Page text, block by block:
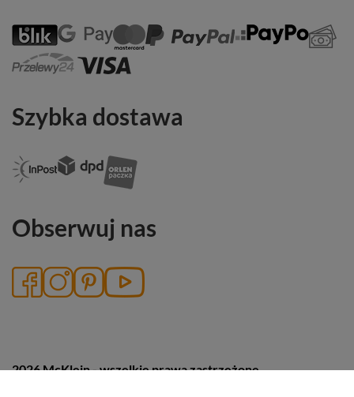
Szybka dostawa
Obserwuj nas
2026 McKlein - wszelkie prawa zastrzeżone